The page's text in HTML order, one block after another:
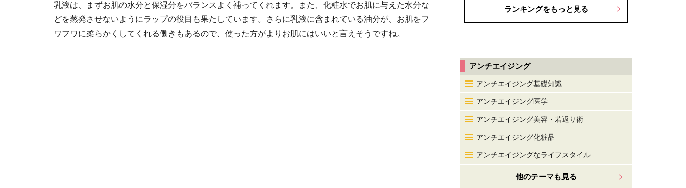
乳液は、まずお肌の水分と保湿分をバランスよく補ってくれます。また、化粧水でお肌に与えた水分な
どを蒸発させないようにラップの役目も果たしています。さらに乳液に含まれている油分が、お肌をフ
ワフワに柔らかくしてくれる働きもあるので、使った方がよりお肌にはいいと言えそうですね。
ランキングをもっと見る
アンチエイジング
アンチエイジング基礎知識
アンチエイジング医学
アンチエイジング美容・若返り術
アンチエイジング化粧品
アンチエイジングなライフスタイル
他のテーマも見る